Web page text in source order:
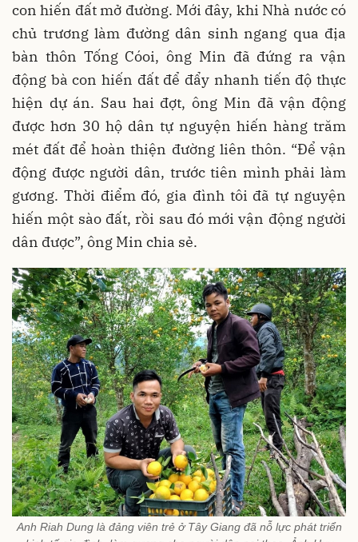
con hiến đất mở đường. Mới đây, khi Nhà nước có
chủ trương làm đường dân sinh ngang qua địa
bàn thôn Tống Cóoi, ông Min đã đứng ra vận
động bà con hiến đất để đẩy nhanh tiến độ thực
hiện dự án. Sau hai đợt, ông Min đã vận động
được hơn 30 hộ dân tự nguyện hiến hàng trăm
mét đất để hoàn thiện đường liên thôn. “Để vận
động được người dân, trước tiên mình phải làm
gương. Thời điểm đó, gia đình tôi đã tự nguyện
hiến một sào đất, rồi sau đó mới vận động người
dân được”, ông Min chia sẻ.
Anh Riah Dung là đảng viên trẻ ở Tây Giang đã nỗ lực phát triển